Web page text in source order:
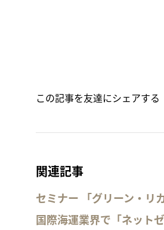
この記事を友達にシェアする
関連記事
セミナー 「グリーン・リ
国際海運業界で「ネット